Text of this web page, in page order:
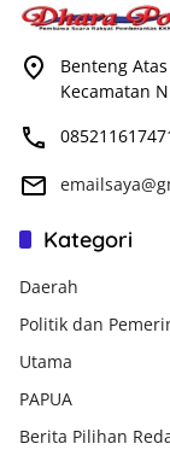
Benteng
Kecamatan
Kategori
Daerah
Politik dan
Utama
PAPUA
Berita Pilihan